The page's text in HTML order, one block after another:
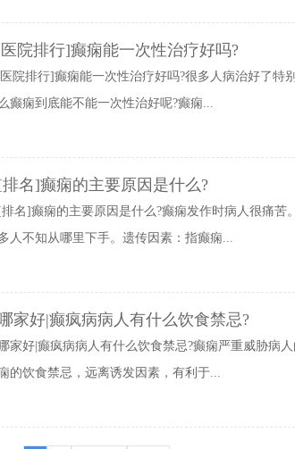
院排行]癫痫能一次性治疗好吗?
院排行]癫痫能一次性治疗好吗?很多人病治好了特
癫痫到底能不能一次性治好呢?癫痫...
名]癫痫的主要原因是什么?
名]癫痫的主要原因是什么?癫痫发作时病人很痛苦
人不知从哪里下手。遗传因素：指癫痫...
家好|癫疯病病人有什么饮食禁忌?
家好|癫疯病病人有什么饮食禁忌?癫痫严重威胁病
的饮食禁忌，远离诱发因素，有利于...